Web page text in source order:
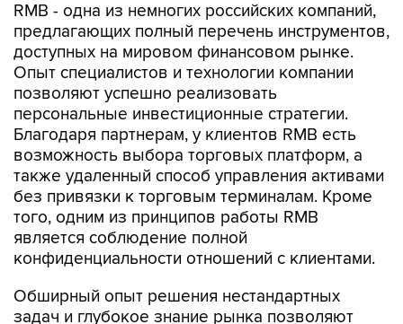
RMB - одна из немногих российских компаний,
предлагающих полный перечень инструментов,
доступных на мировом финансовом рынке.
Опыт специалистов и технологии компании
позволяют успешно реализовать
персональные инвестиционные стратегии.
Благодаря партнерам, у клиентов RMB есть
возможность выбора торговых платформ, а
также удаленный способ управления активами
без привязки к торговым терминалам. Кроме
того, одним из принципов работы RMB
является соблюдение полной
конфиденциальности отношений с клиентами.
Обширный опыт решения нестандартных
задач и глубокое знание рынка позволяют